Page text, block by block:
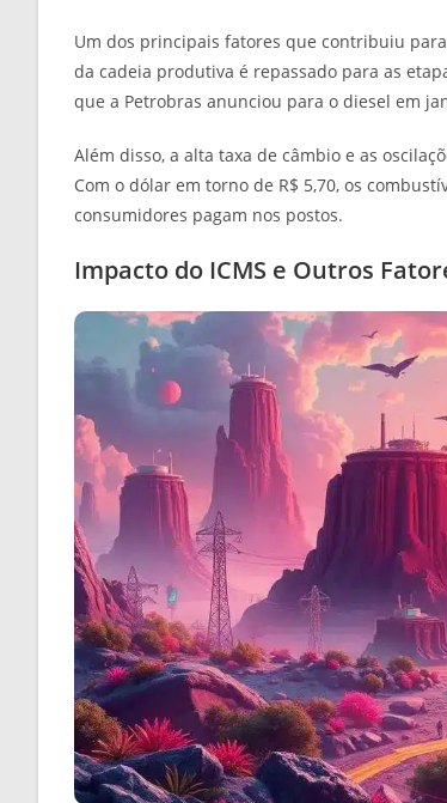
Um dos principais fatores que contribuiu
da cadeia produtiva é repassado para as
que a Petrobras anunciou para o diesel em
Além disso, a alta taxa de câmbio e as
Com o dólar em torno de R$ 5,70, os
consumidores pagam nos postos.
Impacto do ICMS e Outros